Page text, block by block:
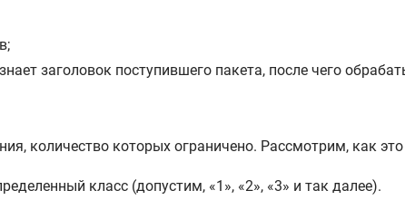
заголовок поступившего пакета, после чего
количество которых ограничено. Рассмотрим, как
класс (допустим, «1», «2», «3» и так далее).